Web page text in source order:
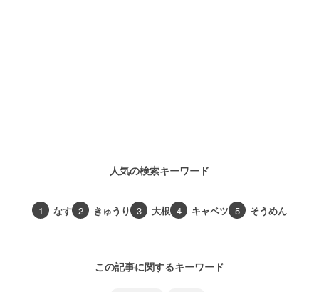
人気の検索キーワード
1 なす 2 きゅうり 3 大根 4 キャベツ 5 そうめん
この記事に関するキーワード